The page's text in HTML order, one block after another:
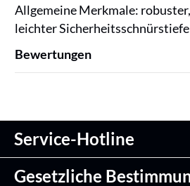
Allgemeine Merkmale:
leichter
Bewertungen
Service-Hotline
Gesetzliche